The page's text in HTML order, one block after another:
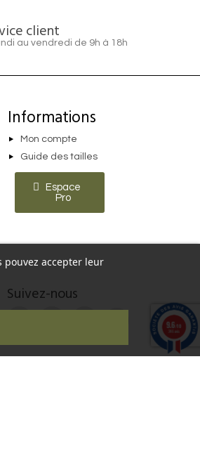
client
au vendredi de 9h à 18h
Informations
Mon compte
Guide des tailles
Espace
Pro
accepter leur
Suivez-nous
9.6 /10
346 avis